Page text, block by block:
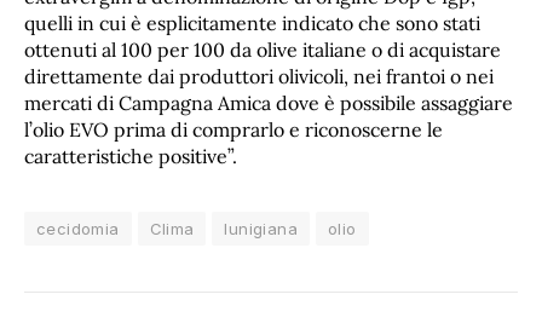
quelli in cui è esplicitamente indicato che sono stati
ottenuti al 100 per 100 da olive italiane o di acquistare
direttamente dai produttori olivicoli, nei frantoi o nei
mercati di Campagna Amica dove è possibile assaggiare
l’olio EVO prima di comprarlo e riconoscerne le
caratteristiche positive”.
cecidomia Clima lunigiana olio